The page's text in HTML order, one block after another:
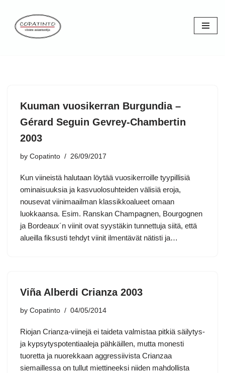
Skip
Kuuman vuosikerran Burgundia –
Gérard Seguin Gevrey-Chambertin
2003
by Copatinto 26/09/2017
Kun viineistä halutaan löytää vuosikerroille tyypillisiä
ominaisuuksia ja kasvuolosuhteiden välisiä eroja,
nousevat viinimaailman klassikkoalueet omaan
luokkaansa. Esim. Ranskan Champagnen, Bourgognen
ja Bordeaux´n viinit ovat syystäkin tunnettuja siitä, että
alueilla fiksusti tehdyt viinit ilmentävät nätisti ja…
Viña Alberdi Crianza 2003
by Copatinto 04/05/2014
Riojan Crianza-viinejä ei taideta valmistaa pitkiä säilytys-
ja kypsytyspotentiaaleja pähkäillen, mutta monesti
tuoretta ja nuorekkaan aggressiivista Crianzaa
siemaillessa on tullut miettineeksi niiden mahdollista